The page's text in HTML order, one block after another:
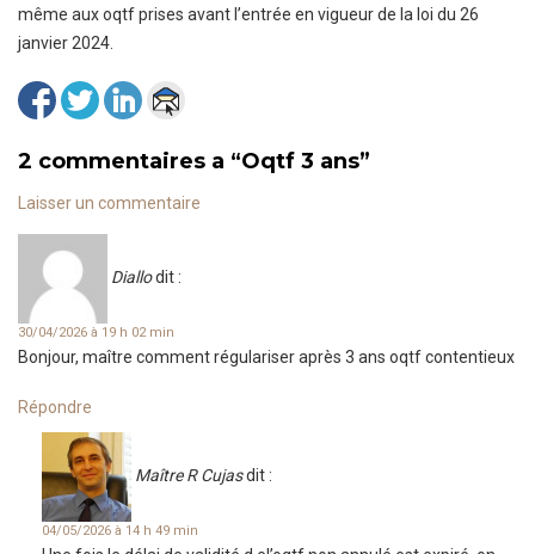
même aux oqtf prises avant l’entrée en vigueur de la loi du 26
janvier 2024.
2 commentaires a “Oqtf 3 ans”
Laisser un commentaire
Diallodit :
30/04/2026 à 19 h 02 min
Bonjour, maître comment régulariser après 3 ans oqtf contentieux
Répondre
Maître R Cujasdit :
04/05/2026 à 14 h 49 min